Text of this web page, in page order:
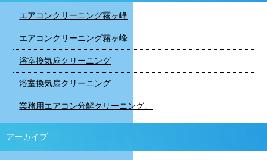
エアコンクリーニング霧ヶ峰
エアコンクリーニング霧ヶ峰
浴室換気扇クリーニング
浴室換気扇クリーニング
業務用エアコン分解クリーニング。
アーカイブ